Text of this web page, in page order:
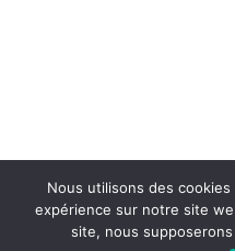
Nous utilisons des
expérience sur notre site
site, nous